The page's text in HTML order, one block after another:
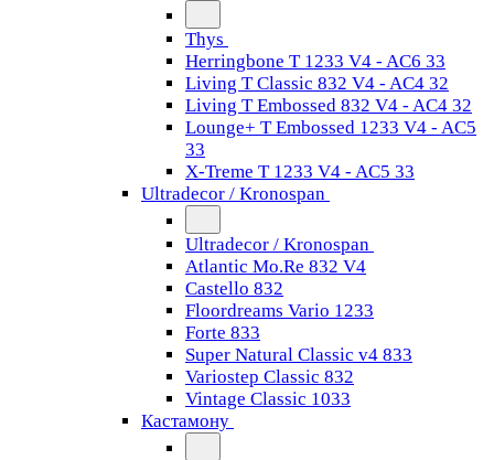
Thys
Herringbone T 1233 V4 - AC6 33
Living T Classic 832 V4 - AC4 32
Living T Embossed 832 V4 - AC4 32
Lounge+ T Embossed 1233 V4 - AC5
33
X-Treme T 1233 V4 - AC5 33
Ultradecor / Kronospan
Ultradecor / Kronospan
Atlantic Mo.Re 832 V4
Castello 832
Floordreams Vario 1233
Forte 833
Super Natural Classic v4 833
Variostep Classic 832
Vintage Classic 1033
Кастамону